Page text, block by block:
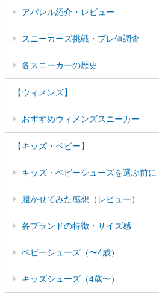
アパレル紹介・レビュー
スニーカーズ挑戦・プレ値調査
各スニーカーの歴史
【ウィメンズ】
おすすめウィメンズスニーカー
【キッズ・ベビー】
キッズ・ベビーシューズを選ぶ前に
履かせてみた感想（レビュー）
各ブランドの特徴・サイズ感
ベビーシューズ（〜4歳）
キッズシューズ（4歳〜）